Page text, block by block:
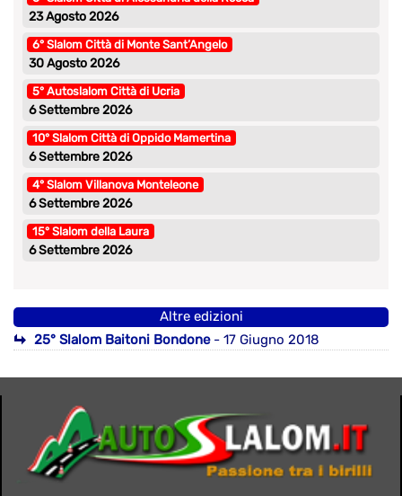
23 Agosto 2026
6° Slalom Città di Monte Sant’Angelo
30 Agosto 2026
5° Autoslalom Città di Ucria
6 Settembre 2026
10° Slalom Città di Oppido Mamertina
6 Settembre 2026
4° Slalom Villanova Monteleone
6 Settembre 2026
15° Slalom della Laura
6 Settembre 2026
Altre edizioni
25° Slalom Baitoni Bondone- 17 Giugno 2018